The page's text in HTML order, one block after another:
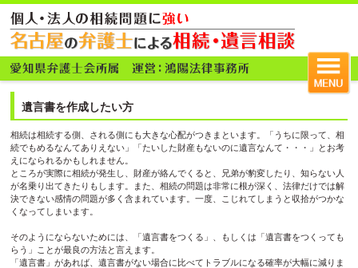
遺言書を作成したい方
相続は相続する側、される側にも大きな心配がつきまといます。「うちに限って、相
続でもめるなんてありえない」「たいした財産もないのに遺言なんて・・・」とお考
えになられるかもしれません。
ところが実際に相続が発生し、財産が絡んでくると、兄弟が豹変したり、知らない人
が名乗り出てきたりもします。また、相続の問題は非常に根が深く、法律だけでは解
決できない感情の問題が多く含まれています。一度、こじれてしまうと収拾がつかな
くなってしまいます。
そのようにならないためには、「遺言書をつくる」、もしくは「遺言書をつくっても
らう」ことが最良の方法と言えます。
「遺言書」があれば、遺言書がない場合に比べてトラブルになる確率が大幅に減りま